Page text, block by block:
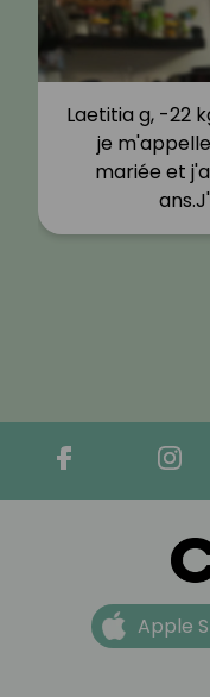
Laetitia g, -22
je
mariée et
Apple